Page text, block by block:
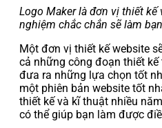
Logo Maker là đơn vị thiết
nghiệm chắc chắn sẽ làm
Một đơn vị thiết kế website
cả những công đoạn thiết
đưa ra những lựa chọn tốt
một phiên bản website tốt
thiết kế và kĩ thuật nhiều
có thể giúp bạn làm được